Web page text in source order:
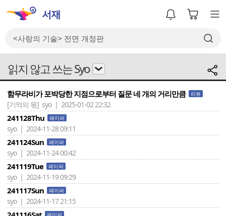
읽지 않고 쓰는 Syo
함무라비가 포박당한 지점으로부터 질문 네 개의 거리만큼 리뷰
[기억의 몫] syo | 2025-01-02 22:32
241128Thu 페이퍼
syo | 2024-11-28 09:11
241124Sun 페이퍼
syo | 2024-11-24 00:42
241119Tue 페이퍼
syo | 2024-11-19 09:29
241117Sun 페이퍼
syo | 2024-11-17 21:15